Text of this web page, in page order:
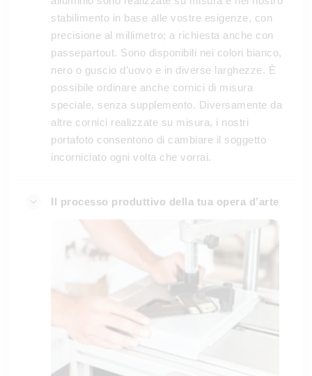
stabilimento in base alle vostre esigenze, con
precisione al millimetro; a richiesta anche con
passepartout. Sono disponibili nei colori bianco,
nero o guscio d’uovo e in diverse larghezze. È
possibile ordinare anche cornici di misura
speciale, senza supplemento. Diversamente da
altre cornici realizzate su misura, i nostri
portafoto consentono di cambiare il soggetto
incorniciato ogni volta che vorrai.
Il processo produttivo della tua opera d’arte